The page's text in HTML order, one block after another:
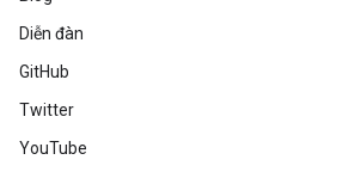
Diễn đàn
GitHub
Twitter
YouTube